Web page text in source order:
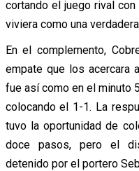
cortando el juego rival
viviera como una
En el complemento,
empate que los acercara
fue así como en el minuto
colocando el 1-1. La
tuvo la oportunidad de
doce pasos, pero el
detenido por el portero